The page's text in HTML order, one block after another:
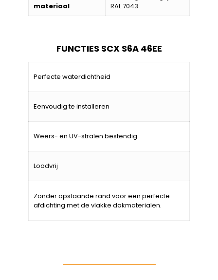
materiaal
RAL 7043
FUNCTIES SCX S6A 46EE
Perfecte waterdichtheid
Eenvoudig te installeren
Weers- en UV-stralen bestendig
Loodvrij
Zonder opstaande rand voor een perfecte
afdichting met de vlakke dakmaterialen.